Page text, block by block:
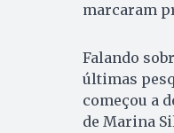
marcaram
Falando
últimas
começou a
de Marina